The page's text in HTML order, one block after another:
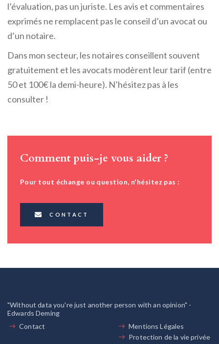
l’évaluation, pas un juriste. Les avis et commentaires
exprimés ne remplacent pas le conseil d’un avocat ou
d’un notaire.
Dans mon secteur, les notaires conseillent souvent
gratuitement et les avocats modèrent leur tarif (entre
50 et 100€ la demi-heure). N’hésitez pas à les
consulter !
Comment puis-je vous aider ?
Pour tout échange ou question, n'hésitez pas :
CONTACT
"Without data you're just another person with an opinion" -
Edwards Deming
Contact
Mentions Légales
Protection de la vie privée